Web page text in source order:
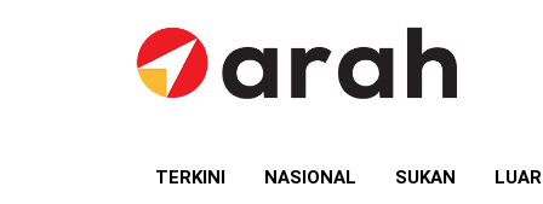
TERKINI NASIONAL SUKAN